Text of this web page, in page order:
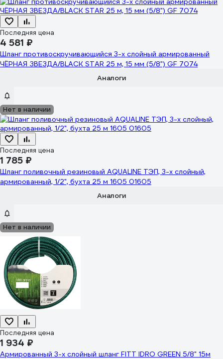
Последняя цена
4 581 ₽
Шланг противоскручивающийся 3-х слойный армированный
ЧЁРНАЯ ЗВЕЗДА/BLACK STAR 25 м, 15 мм (5/8") GF 7074
Аналоги
Нет в наличии
Последняя цена
1 785 ₽
Шланг поливочный резиновый AQUALINE ТЭП, 3-х слойный,
армированный, 1/2", бухта 25 м 1605 01605
Аналоги
Нет в наличии
Последняя цена
1 934 ₽
Армированный 3-х слойный шланг FITT IDRO GREEN 5/8" 15м